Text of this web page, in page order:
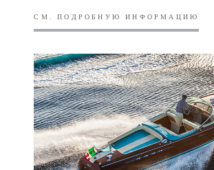
СМ. ПОДРОБНУЮ ИНФОРМАЦИЮ